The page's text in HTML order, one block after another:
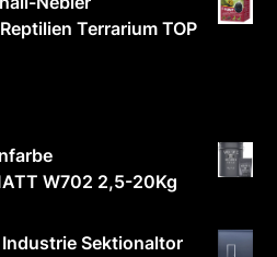
Terrarium TOP
W702 2,5-20Kg
Sektionaltor